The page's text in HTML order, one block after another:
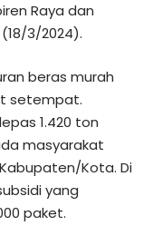
Raya dan
3/2024).
beras murah
setempat.
1.420 ton
masyarakat
Kota. Di
yang
paket.